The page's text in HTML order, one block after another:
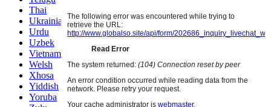
Thai
Ukrainian
Urdu
Uzbek
Vietnamese
Welsh
Xhosa
Yiddish
Yoruba